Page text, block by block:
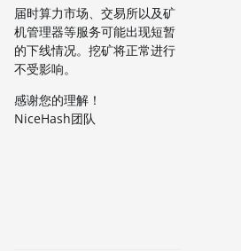
届时算力市场、交易所以及矿
机管理器等服务可能出现短暂
的下线情况。挖矿将正常进行
不受影响。
感谢您的理解！
NiceHash团队